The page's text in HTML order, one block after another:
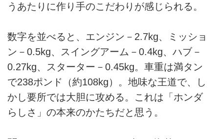
うあたりに作り手のこだわりが感じられる。
数字を並べると、エンジン－2.7kg、ミッショ
ン－0.5kg、スイングアーム－0.4kg、ハブ－
0.27kg、スターター－0.45kg。車重は満タン
で238ポンド（約108kg）。地味な王道で、し
かし要所では大胆に攻める。これは「ホンダ
らしさ」の本来のかたちだと思う。